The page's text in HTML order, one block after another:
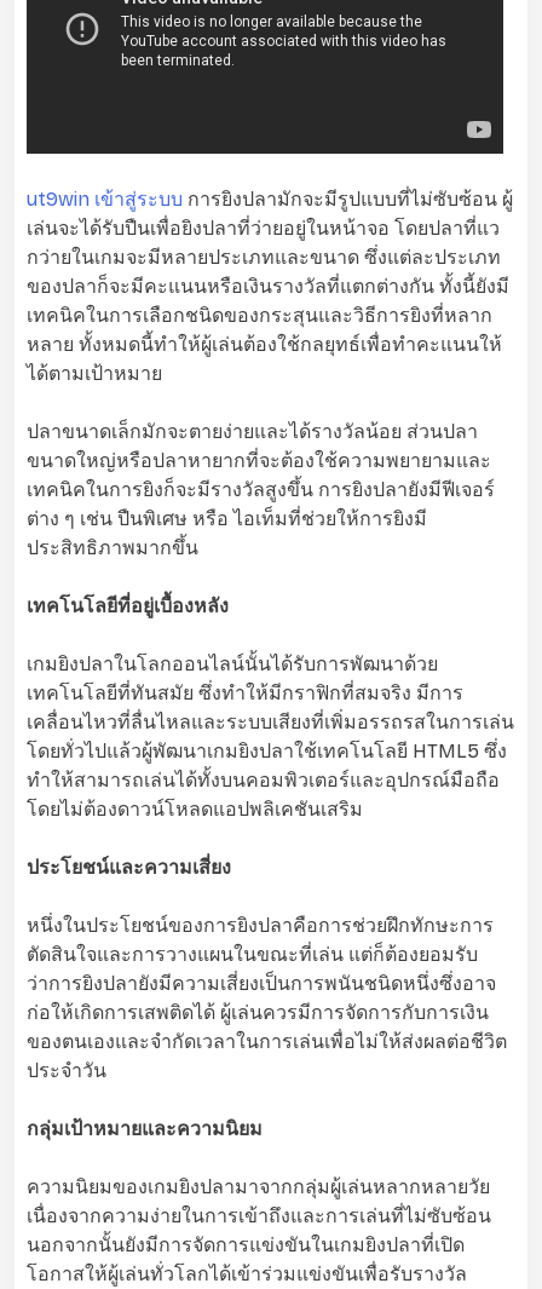
ut9win เข้าสู่ระบบ การยิงปลามักจะมีรูปแบบที่ไม่ซับซ้อน ผู้
เล่นจะได้รับปืนเพื่อยิงปลาที่ว่ายอยู่ในหน้าจอ โดยปลาที่แว
กว่ายในเกมจะมีหลายประเภทและขนาด ซึ่งแต่ละประเภท
ของปลาก็จะมีคะแนนหรือเงินรางวัลที่แตกต่างกัน ทั้งนี้ยังมี
เทคนิคในการเลือกชนิดของกระสุนและวิธีการยิงที่หลาก
หลาย ทั้งหมดนี้ทำให้ผู้เล่นต้องใช้กลยุทธ์เพื่อทำคะแนนให้
ได้ตามเป้าหมาย
ปลาขนาดเล็กมักจะตายง่ายและได้รางวัลน้อย ส่วนปลา
ขนาดใหญ่หรือปลาหายากที่จะต้องใช้ความพยายามและ
เทคนิคในการยิงก็จะมีรางวัลสูงขึ้น การยิงปลายังมีฟีเจอร์
ต่าง ๆ เช่น ปืนพิเศษ หรือ ไอเท็มที่ช่วยให้การยิงมี
ประสิทธิภาพมากขึ้น
เทคโนโลยีที่อยู่เบื้องหลัง
เกมยิงปลาในโลกออนไลน์นั้นได้รับการพัฒนาด้วย
เทคโนโลยีที่ทันสมัย ซึ่งทำให้มีกราฟิกที่สมจริง มีการ
เคลื่อนไหวที่ลื่นไหลและระบบเสียงที่เพิ่มอรรถรสในการเล่น
โดยทั่วไปแล้วผู้พัฒนาเกมยิงปลาใช้เทคโนโลยี HTML5 ซึ่ง
ทำให้สามารถเล่นได้ทั้งบนคอมพิวเตอร์และอุปกรณ์มือถือ
โดยไม่ต้องดาวน์โหลดแอปพลิเคชันเสริม
ประโยชน์และความเสี่ยง
หนึ่งในประโยชน์ของการยิงปลาคือการช่วยฝึกทักษะการ
ตัดสินใจและการวางแผนในขณะที่เล่น แต่ก็ต้องยอมรับ
ว่าการยิงปลายังมีความเสี่ยงเป็นการพนันชนิดหนึ่งซึ่งอาจ
ก่อให้เกิดการเสพติดได้ ผู้เล่นควรมีการจัดการกับการเงิน
ของตนเองและจำกัดเวลาในการเล่นเพื่อไม่ให้ส่งผลต่อชีวิต
ประจำวัน
กลุ่มเป้าหมายและความนิยม
ความนิยมของเกมยิงปลามาจากกลุ่มผู้เล่นหลากหลายวัย
เนื่องจากความง่ายในการเข้าถึงและการเล่นที่ไม่ซับซ้อน
นอกจากนั้นยังมีการจัดการแข่งขันในเกมยิงปลาที่เปิด
โอกาสให้ผู้เล่นทั่วโลกได้เข้าร่วมแข่งขันเพื่อรับรางวัล